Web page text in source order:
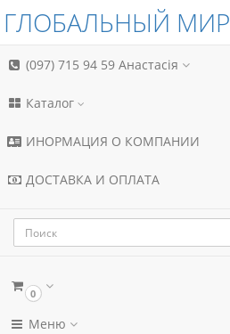
ГЛОБАЛЬНЫЙ МИР
(097) 715 94 59 Анастасія
Каталог
ИНОРМАЦИЯ О КОМПАНИИ
ДОСТАВКА И ОПЛАТА
0
Меню